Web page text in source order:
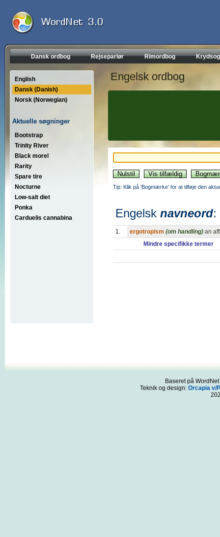
Dansk ordbog Rejseparlør Rimordbog
English
Dansk (Danish)
Norsk (Norwegian)
Aktuelle søgninger
Bootstrap
Trinity River
Black morel
Rarity
Spare tire
Nocturne
Low-salt diet
Ponka
Carduelis cannabina
Engelsk ordbog
Tip: Klik på 'Bogmærke' for at tilføje den
Engelsk navneord:
1. ergotropism (om handling) an
Mindre specifikke termer
Baseret på
Teknik og design: Orcapia v/